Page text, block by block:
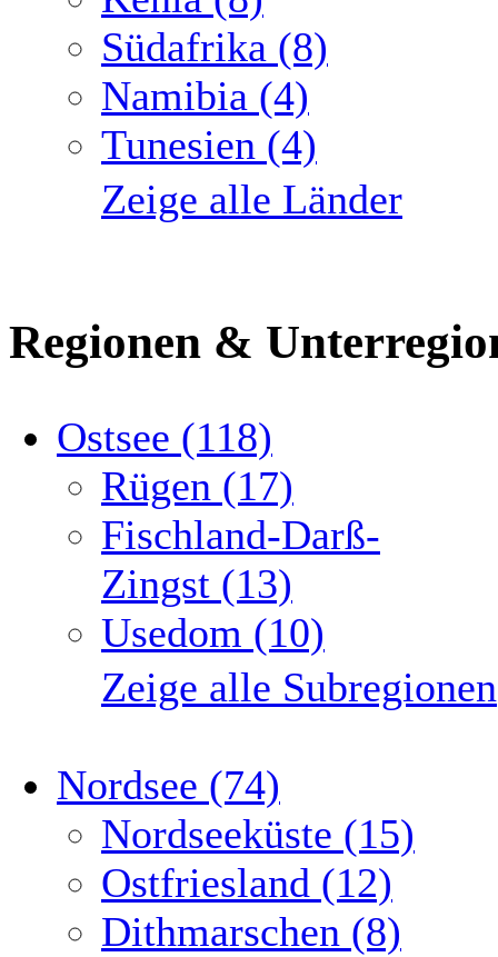
Südafrika (8)
Namibia (4)
Tunesien (4)
Zeige alle Länder
Regionen &
Ostsee (118)
Rügen (17)
Fischland-Darß-
Zingst (13)
Usedom (10)
Zeige alle Subregionen
Nordsee (74)
Nordseeküste (15)
Ostfriesland (12)
Dithmarschen (8)